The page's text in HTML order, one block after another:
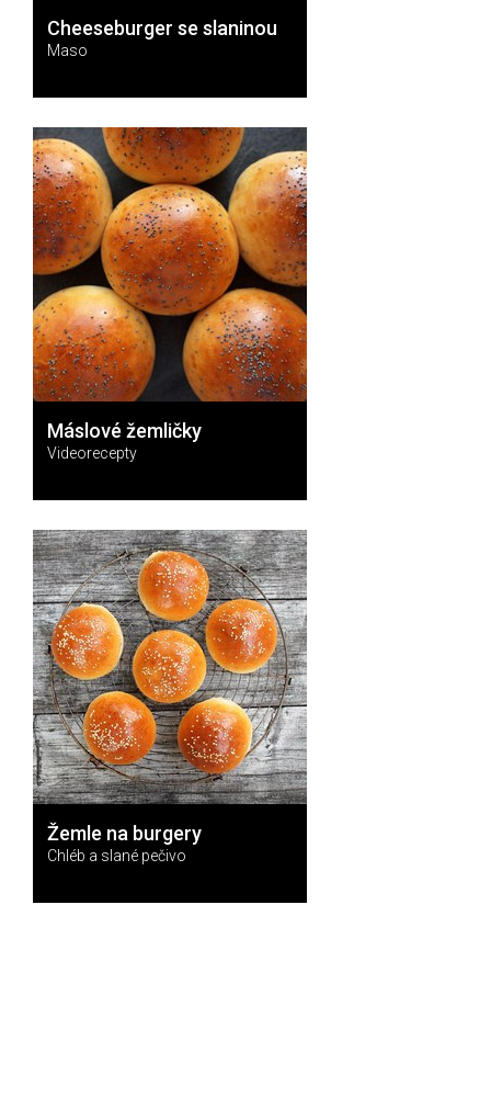
Cheeseburger se slaninou
Maso
Máslové žemličky
Videorecepty
Žemle na burgery
Chléb a slané pečivo